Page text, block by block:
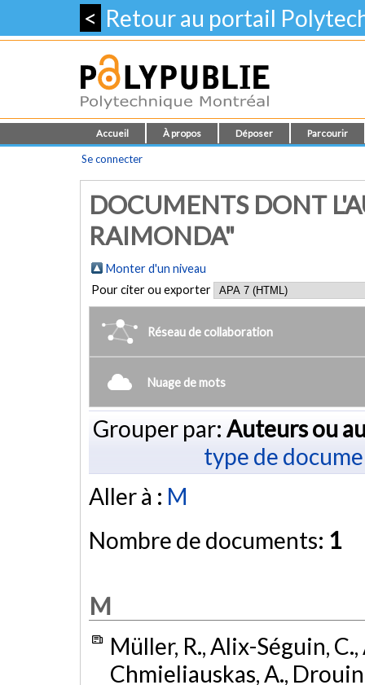
< Retour au portail
Accueil À propos Déposer Parcourir
Se connecter
DOCUMENTS DONT
RAIMONDA"
Monter d'un niveau
Pour citer ou exporter
Réseau de collaboration
Nuage de mots
Grouper par: Auteurs ou
type de
Aller à : M
Nombre de documents: 1
M
Müller, R., Alix-Séguin,
Chmieliauskas, A.,